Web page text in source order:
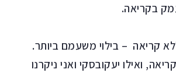
בקריאה.
קריאה – בילוי משעמם ביותר.
ואילו יעקובסקי ואני ניקרנו